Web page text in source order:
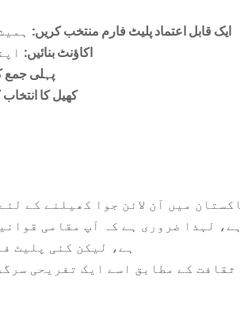
ایک قابل اعتماد پلیٹ فارم منتخب کریں:
اکاؤنٹ بنائیں:
پہلی جمع
کھیل کا
میں آن لائن جوا کھیلنے کے
لہذا ضروری ہے کہ آپ مقامی
ہے، لیکن کئی پلیٹ
ثقافت کے مطابق اسے ایک تفریحی